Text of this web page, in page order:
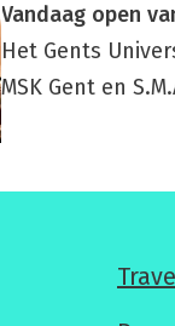
Vandaag open
Het Gents
MSK Gent en
Voor